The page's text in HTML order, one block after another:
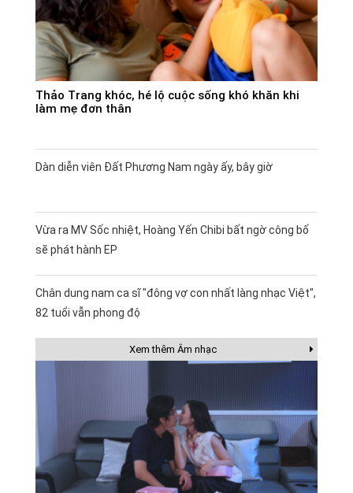
Thảo Trang khóc, hé lộ cuộc sống khó khăn khi
làm mẹ đơn thân
Dàn diễn viên Đất Phương Nam ngày ấy, bây giờ
Vừa ra MV Sốc nhiệt, Hoàng Yến Chibi bất ngờ công bố
sẽ phát hành EP
Chân dung nam ca sĩ "đông vợ con nhất làng nhạc Việt",
82 tuổi vẫn phong độ
Xem thêm Âm nhạc